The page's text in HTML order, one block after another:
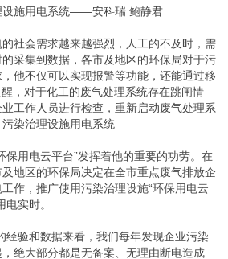
设施用电系统——安科瑞 鲍静君
会需求越来越强烈，人工的不及时，需
采集到数据，各市及地区的环保局对于污
他不仅可以实现报警等功能，还能通过移
，对于化工的废气处理系统存在跳闸情
工作人员进行检查，重新启动废气处理系
染治理设施用电系统
用电云平台”发挥着他的重要的功劳。在
地区的环保局决定在全市重点废气排放企
作，推广使用污染治理设施“环保用电云
实时。
验和数据来看，我们每年发现企业污染
绝大部分都是无备案、无理由断电造成